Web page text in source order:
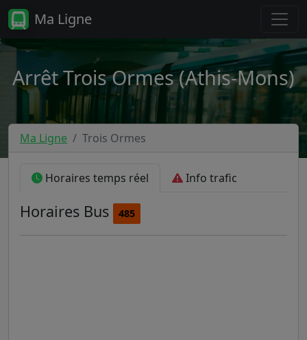
Ma Ligne
Arrêt Trois Ormes (Athis-Mons)
Ma Ligne Trois Ormes
Horaires temps réel Info trafic
Horaires Bus 485